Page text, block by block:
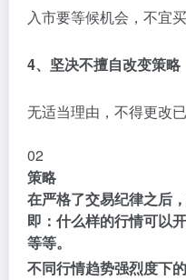
入市要等候机会，不宜买
4、坚决不擅自改变策略
无适当理由，不得更改
02
策略
在严格了交易纪律之后
即：什么样的行情可以
等等。
不同行情趋势强烈度下